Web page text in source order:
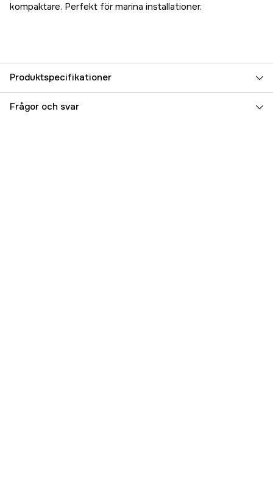
kompaktare. Perfekt för marina installationer.
Produktspecifikationer
Referensnummer 5000022375
Frågor och svar